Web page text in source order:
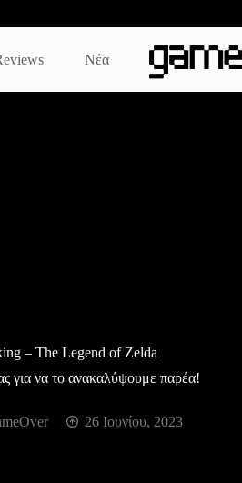
Νέα
– The Legend of Zelda
για να το ανακαλύψουμε παρέα!
26 Ιουνίου, 2023